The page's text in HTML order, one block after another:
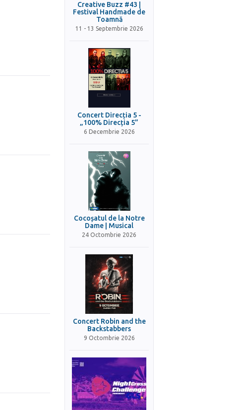
Creative Buzz #43 |
Festival Handmade de
Toamnă
11 - 13 Septembrie 2026
Concert Direcția 5 -
„100% Direcția 5”
6 Decembrie 2026
Cocoșatul de la Notre
Dame | Musical
24 Octombrie 2026
Concert Robin and the
Backstabbers
9 Octombrie 2026